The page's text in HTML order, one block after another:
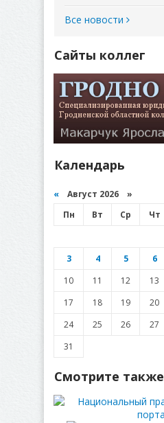
Все новости
Сайты коллег
Календарь
« Август 2026 »
Пн
Вт Ср Чт
3
4 5 6
10
11 12 13
17
18 19 20
24
25 26 27
31
Смотрите также